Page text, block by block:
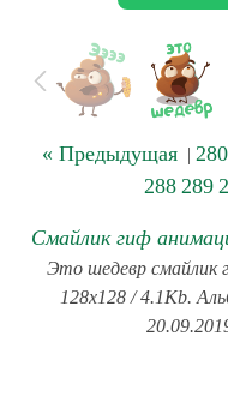
« Предыдущая| 280
288 289
Смайлик гиф
Это шедевр смайлик
128x128 / 4.1Kb.